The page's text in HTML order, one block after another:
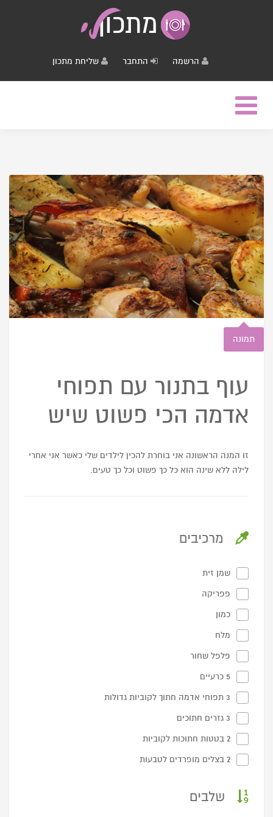
הרשמה התחבר שליחת מתכון
Toggle
navigation
תמונה
עוף בתנור עם תפוחי
אדמה הכי פשוט שיש
זו המנה הראשונה אני בוחרת להכין לילדים שלי כאשר אני אחרי
לילה ללא שינה הוא כל כך פשוט וכל כך טעים.
מרכיבים
שמן זית
פפריקה
כמון
מלח
פלפל שחור
5 כרעיים
3 תפוחי אדמה חתוך לקוביות גדולות
3 גזרים חתוכים
2 בטטות חתוכות לקוביות
2 בצלים מופרדים לטבעות
שלבים